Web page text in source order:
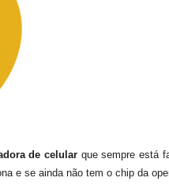
de celularque sempre está
e se ainda não tem o chip da